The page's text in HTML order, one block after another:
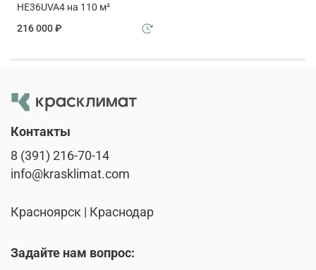
HE36UVA4 на 110 м²
216 000 ₽
Контакты
8 (391) 216-70-14
info@krasklimat.com
Красноярск | Краснодар
Задайте нам вопрос: